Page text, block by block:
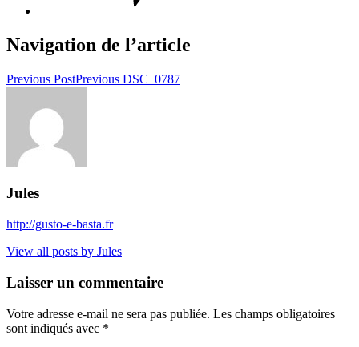
Navigation de l’article
Previous PostPrevious DSC_0787
Jules
http://gusto-e-basta.fr
View all posts by Jules
Laisser un commentaire
Votre adresse e-mail ne sera pas publiée. Les champs obligatoires
sont indiqués avec *